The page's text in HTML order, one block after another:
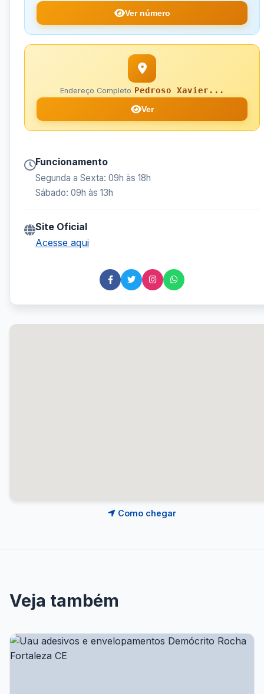
Ver número
Endereço Completo Pedroso Xavier...
Ver
Funcionamento
Segunda a Sexta: 09h às 18h
Sábado: 09h às 13h
Site Oficial
Acesse aqui
Como chegar
Veja também